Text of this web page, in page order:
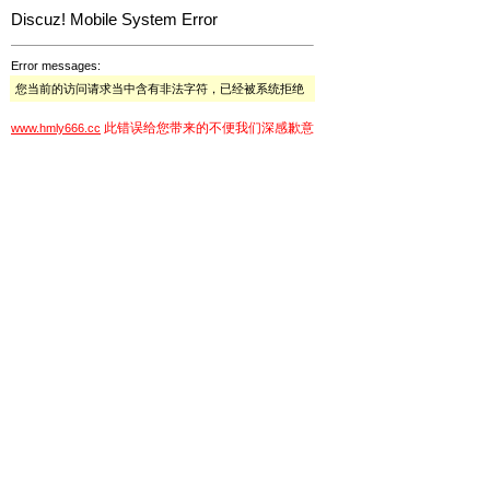
Discuz! Mobile System Error
Error messages:
您当前的访问请求当中含有非法字符，已经被系统拒绝
www.hmly666.cc 此错误给您带来的不便我们深感歉意